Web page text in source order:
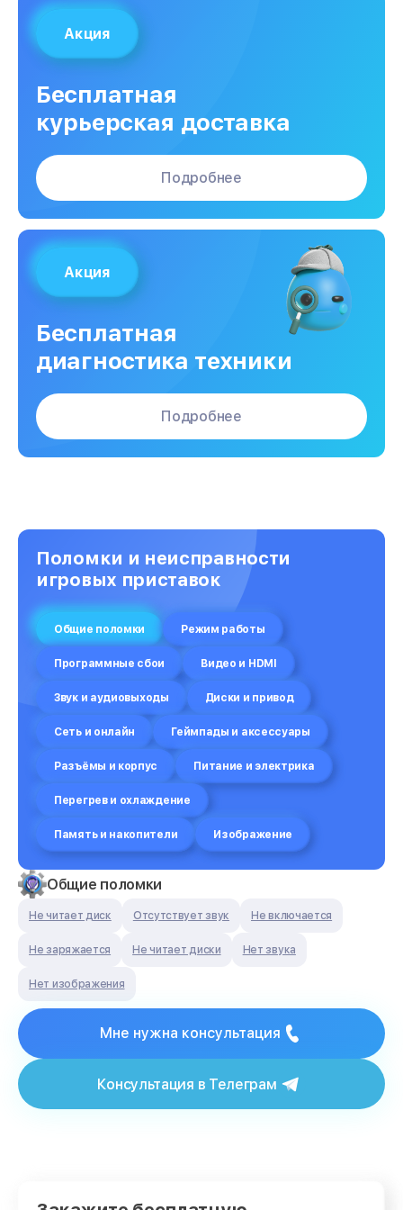
Акция
Бесплатная
курьерская доставка
Подробнее
Акция
Бесплатная
диагностика техники
Подробнее
Поломки и неисправности
игровых приставок
Общие поломки Режим работы
Программные сбои Видео и HDMI
Звук и аудиовыходы Диски и привод
Сеть и онлайн Геймпады и аксессуары
Разъёмы и корпус Питание и электрика
Перегрев и охлаждение
Память и накопители Изображение
Общие поломки
Не читает диск Отсутствует звук Не включается
Не заряжается Не читает диски Нет звука
Нет изображения
Мне нужна консультация
Консультация в Телеграм